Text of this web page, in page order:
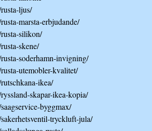
ljus/
marsta-erbjudande/
silikon/
skene/
soderhamn-invigning/
utemobler-kvalitet/
ikea/
skapar-ikea-kopia/
byggmax/
tryckluft-jula/